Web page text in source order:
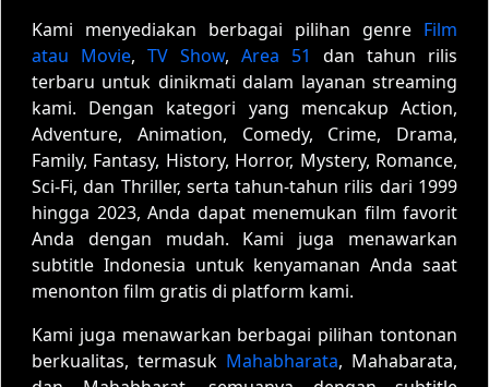
Kami menyediakan berbagai pilihan genre Film
atau Movie, TV Show, Area 51
dan tahun rilis
terbaru untuk dinikmati dalam layanan streaming
kami. Dengan kategori yang mencakup Action,
Adventure, Animation, Comedy, Crime, Drama,
Family, Fantasy, History, Horror, Mystery, Romance,
Sci-Fi, dan Thriller, serta tahun-tahun rilis dari 1999
hingga 2023, Anda dapat menemukan film favorit
Anda dengan mudah. Kami juga menawarkan
subtitle Indonesia untuk kenyamanan Anda saat
menonton film gratis di platform kami.
Kami juga menawarkan berbagai pilihan tontonan
berkualitas, termasuk Mahabharata, Mahabarata,